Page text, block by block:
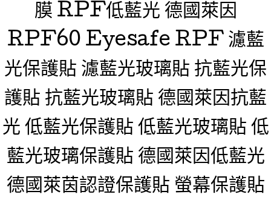
膜 RPF低藍光 德國萊因
RPF60 Eyesafe RPF 濾藍
光保護貼 濾藍光玻璃貼 抗藍光保
護貼 抗藍光玻璃貼 德國萊因抗藍
光 低藍光保護貼 低藍光玻璃貼 低
藍光玻璃保護貼 德國萊因低藍光
德國萊茵認證保護貼 螢幕保護貼